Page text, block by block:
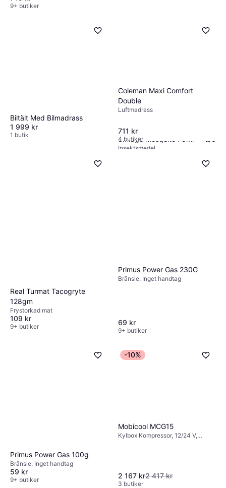
9+ butiker
Smidge Mosquito 75ml
Insektsmedel
Biltält Med Bilmadrass
1 999 kr
1 butik
Coleman Maxi Comfort
Double
Luftmadrass
711 kr
4 butiker
Real Turmat Tacogryte
128gm
Frystorkad mat
109 kr
9+ butiker
Primus Power Gas 230G
Bränsle, Inget handtag
69 kr
9+ butiker
Primus Power Gas 100g
Bränsle, Inget handtag
59 kr
9+ butiker
-10%
Mobicool MCG15
Kylbox Kompressor, 12/24 V,
2 167 kr2 417 kr
3 butiker